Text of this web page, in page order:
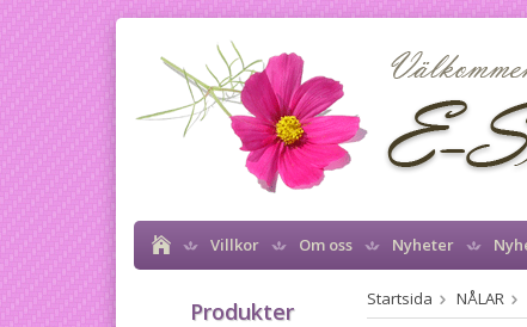
Villkor Om oss Nyheter
Produkter Startsida NÅLAR